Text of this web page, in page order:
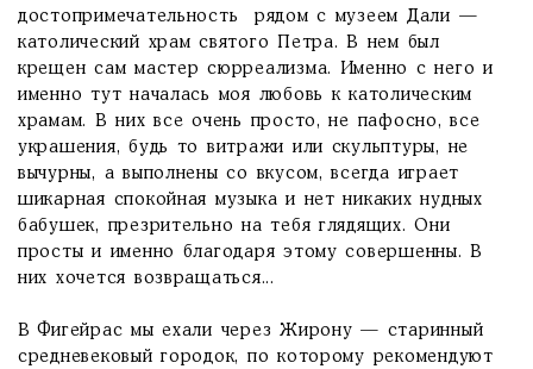
достопримечательность рядом с музеем Дали —
католический храм святого Петра. В нем был
крещен сам мастер сюрреализма. Именно с него и
именно тут началась моя любовь к католическим
храмам. В них все очень просто, не пафосно, все
украшения, будь то витражи или скульптуры, не
вычурны, а выполнены со вкусом, всегда играет
шикарная спокойная музыка и нет никаких нудных
бабушек, презрительно на тебя глядящих. Они
просты и именно благодаря этому совершенны. В
них хочется возвращаться...
В Фигейрас мы ехали через Жирону — старинный
средневековый городок, по которому рекомендуют